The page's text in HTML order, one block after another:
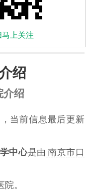
上关注
绍
介绍
当前信息最后更新
中心是由 南京市口
。